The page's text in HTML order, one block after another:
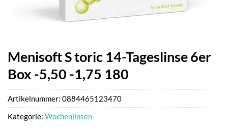
Menisoft S toric 14-Tageslinse 6er
Box -5,50 -1,75 180
Artikelnummer: 0884465123470
Kategorie: Wochenlinsen